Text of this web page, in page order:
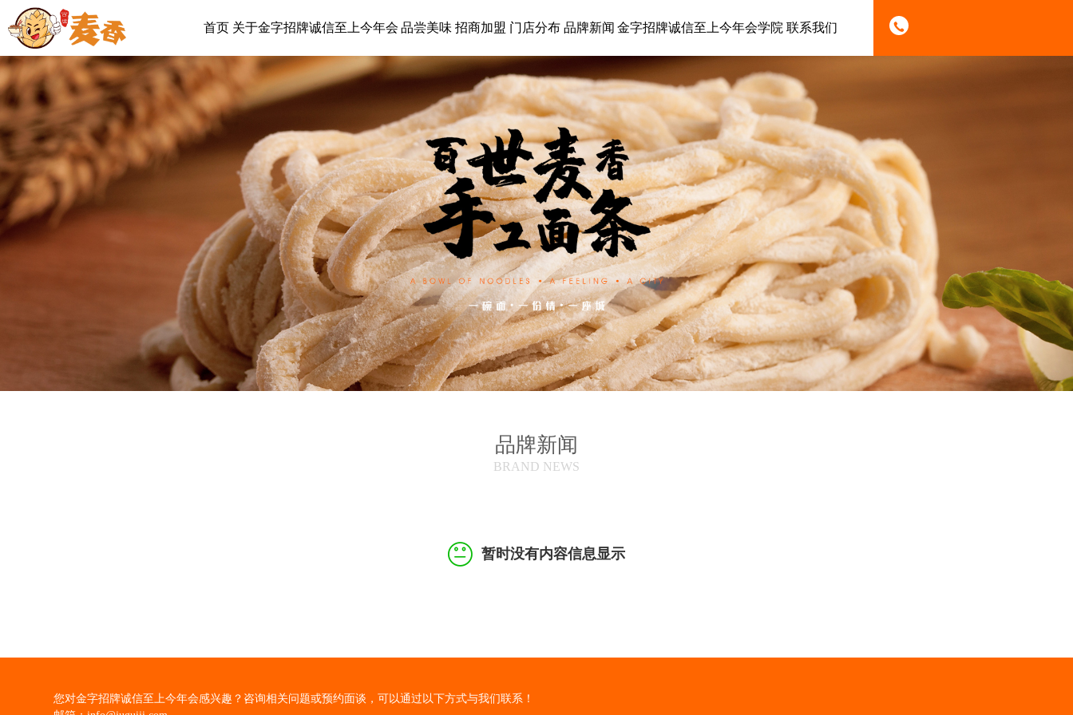
首页 关于金字招牌诚信至上今年会 品尝美味 招商加盟 门店分布 品牌新闻 金字招牌诚信至上今年会学院 联系我们
品牌新闻
BRAND NEWS
暂时没有内容信息显示
您对金字招牌诚信至上今年会感兴趣？咨询相关问题或预约面谈，可以通过以下方式与我们联系！